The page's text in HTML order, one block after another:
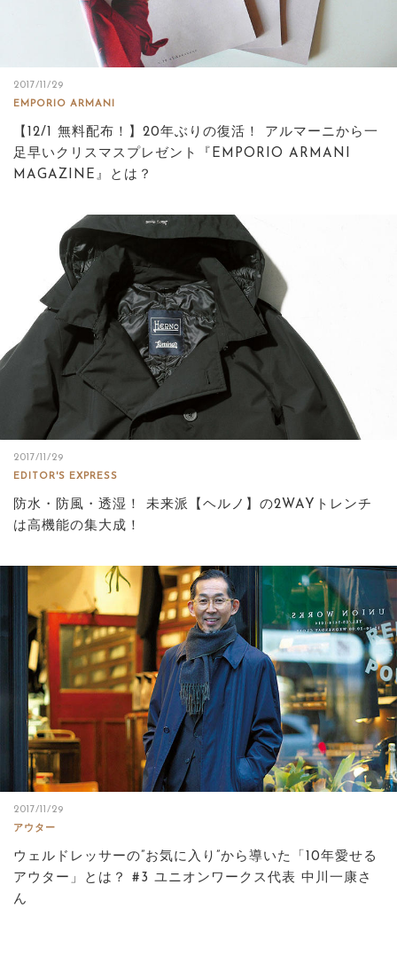
2017/11/29
EMPORIO ARMANI
【12/1 無料配布！】20年ぶりの復活！ アルマーニから一
足早いクリスマスプレゼント『EMPORIO ARMANI
MAGAZINE』とは？
2017/11/29
EDITOR'S EXPRESS
防水・防風・透湿！ 未来派【ヘルノ】の2WAYトレンチ
は高機能の集大成！
2017/11/29
アウター
ウェルドレッサーの”お気に入り”から導いた「10年愛せる
アウター」とは？ #3 ユニオンワークス代表 中川一康さ
ん